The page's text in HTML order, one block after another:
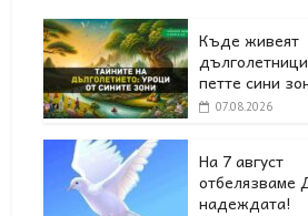
Къде живеят
петте сини
07.08.2026
На 7 август
отбелязваме
надеждата!